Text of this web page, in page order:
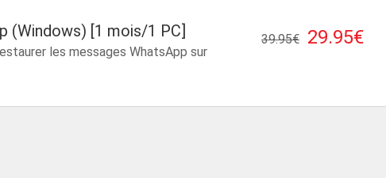
(Windows) [1 mois/1 PC]
les messages WhatsApp sur
29.95€
39.95€